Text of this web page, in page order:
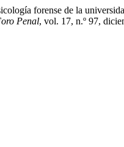
forense de la
Penal, vol. 17, n.º 97,